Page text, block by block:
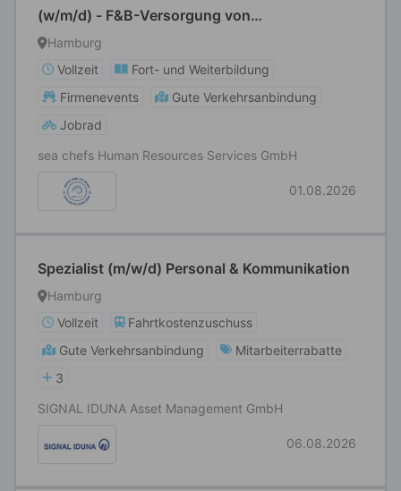
(w/m/d) - F&B-Versorgung von
Kreuzfahrtschiffen
Hamburg
Vollzeit
Fort- und Weiterbildung
Firmenevents
Gute Verkehrsanbindung
Jobrad
sea chefs Human Resources Services GmbH
01.08.2026
Spezialist (m/w/d) Personal & Kommunikation
Hamburg
Vollzeit
Fahrtkostenzuschuss
Gute Verkehrsanbindung
Mitarbeiterrabatte
3
SIGNAL IDUNA Asset Management GmbH
06.08.2026